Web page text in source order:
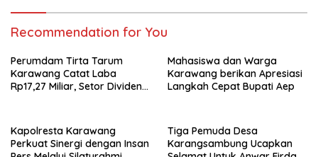
Recommendation for You
Perumdam Tirta Tarum
Karawang Catat Laba
Rp17,27 Miliar, Setor Dividen
Mahasiswa dan Warga
Karawang berikan Apresiasi
Langkah Cepat Bupati Aep
Kapolresta Karawang
Perkuat Sinergi dengan Insan
Tiga Pemuda Desa
Karangsambung Ucapkan